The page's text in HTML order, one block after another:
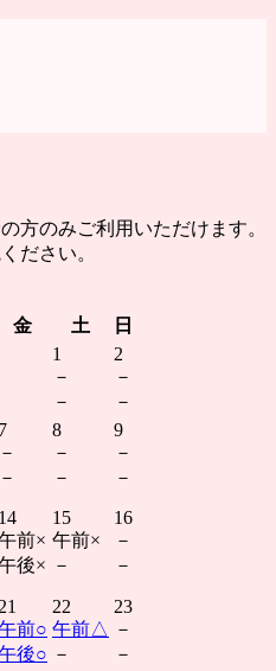
方のみご利用いただけます。
ださい。
金 土
日
1
－
－
2
－
－
7
－
－
8
－
－
9
－
－
14
前×
後×
15
午前×
－
16
－
－
前○
後○
22
午前△
－
23
－
－